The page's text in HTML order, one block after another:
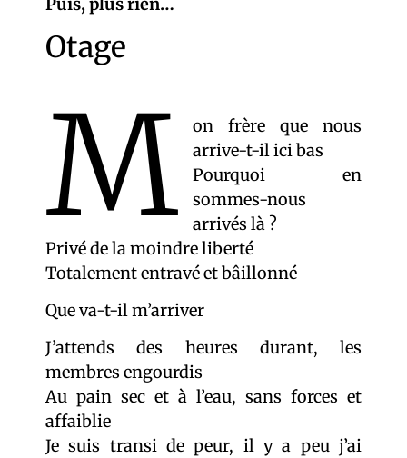
Puis, plus rien…
Otage
M
on frère que nous
arrive-t-il ici bas
Pourquoi en
sommes-nous
arrivés là ?
Privé de la moindre liberté
Totalement entravé et bâillonné
Que va-t-il m’arriver
J’attends des heures durant, les
membres engourdis
Au pain sec et à l’eau, sans forces et
affaiblie
Je suis transi de peur, il y a peu j’ai